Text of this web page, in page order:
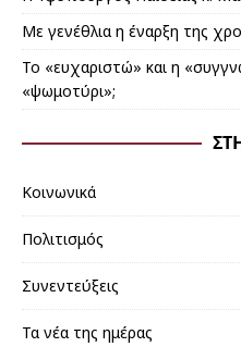
Με γενέθλια η έναρξη της
Το «ευχαριστώ» και η
«ψωμοτύρι»;
Κοινωνικά
Πολιτισμός
Συνεντεύξεις
Τα νέα της ημέρας